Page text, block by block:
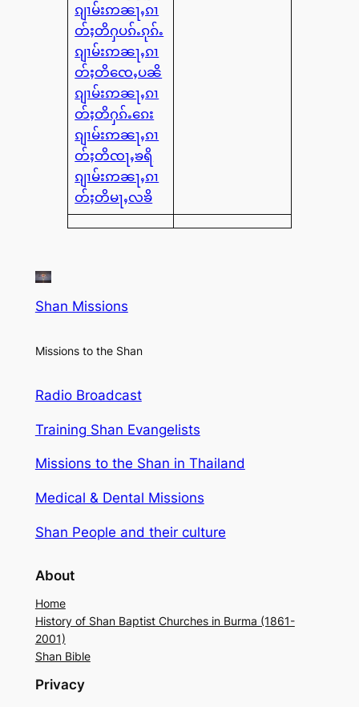
ၵျၢမ်းဢၼႃႇၵၢ
တ်ႈတိႁပၵ်ႉၵုၵ်ႉ
ၵျၢမ်းဢၼႃႇၵၢ
တ်ႈတိၸေႇပၼိ
ၵျၢမ်းဢၼႃႇၵၢ
တ်ႈတိႁၵ်ႉၵေး
ၵျၢမ်းဢၼႃႇၵၢ
တ်ႈတိၸႃႇၶရိ
ၵျၢမ်းဢၼႃႇၵၢ
တ်ႈတိမႃႇလၶိ
Shan Missions
Missions to the Shan
Radio Broadcast
Training Shan Evangelists
Missions to the Shan in Thailand
Medical & Dental Missions
Shan People and their culture
About
Home
History of Shan Baptist Churches in Burma (1861-
2001)
Shan Bible
Privacy